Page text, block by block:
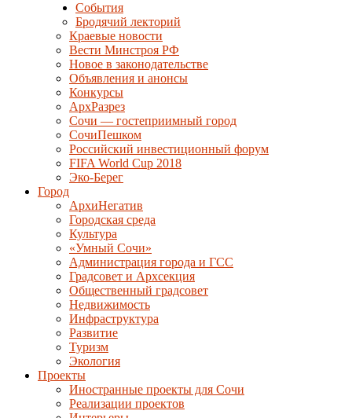
События
Бродячий лекторий
Краевые новости
Вести Минстроя РФ
Новое в законодательстве
Объявления и анонсы
Конкурсы
АрхРазрез
Сочи — гостеприимный город
СочиПешком
Российский инвестиционный форум
FIFA World Cup 2018
Эко-Берег
Город
АрхиНегатив
Городская среда
Культура
«Умный Сочи»
Администрация города и ГСС
Градсовет и Архсекция
Общественный градсовет
Недвижимость
Инфраструктура
Развитие
Туризм
Экология
Проекты
Иностранные проекты для Сочи
Реализации проектов